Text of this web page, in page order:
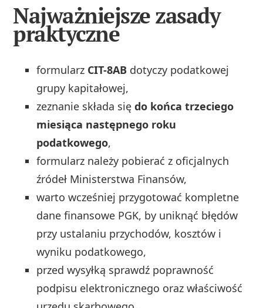
Najważniejsze zasady
praktyczne
formularz CIT-8AB dotyczy podatkowej
grupy kapitałowej,
zeznanie składa siędo końca trzeciego
miesiąca następnego roku
podatkowego,
formularz należy pobierać z oficjalnych
źródeł Ministerstwa Finansów,
warto wcześniej przygotować kompletne
dane finansowe PGK, by uniknąć błędów
przy ustalaniu przychodów, kosztów i
wyniku podatkowego,
przed wysyłką sprawdź poprawność
podpisu elektronicznego oraz właściwość